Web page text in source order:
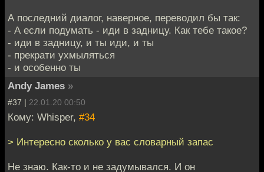
А последний диалог, наверное, переводил бы так:
- А если подумать - иди в задницу. Как тебе такое?
- иди в задницу, и ты иди, и ты
- прекрати ухмыляться
- и особенно ты
Andy James »
#37 | 22.01.20 00:50
Кому: Whisper, #34
> Интересно сколько у вас словарный запас
Не знаю. Как-то и не задумывался. И он